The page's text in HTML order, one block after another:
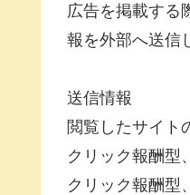
広告を掲載する
報を外部へ送信
送信情報
閲覧したサイト
クリック報酬型
クリック報酬型